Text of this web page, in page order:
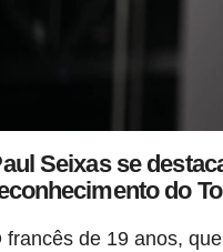
Seixas se
do
francês de 19 anos,